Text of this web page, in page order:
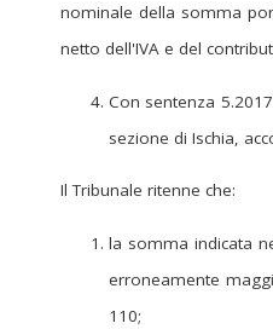
nominale della somma
netto dell'IVA e del
Con sentenza
sezione di Ischia,
Il Tribunale ritenne che:
la somma indicata
erroneamente
110;